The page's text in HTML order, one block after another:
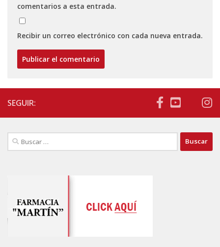
comentarios a esta entrada.
Recibir un correo electrónico con cada nueva entrada.
SEGUIR:
Buscar: